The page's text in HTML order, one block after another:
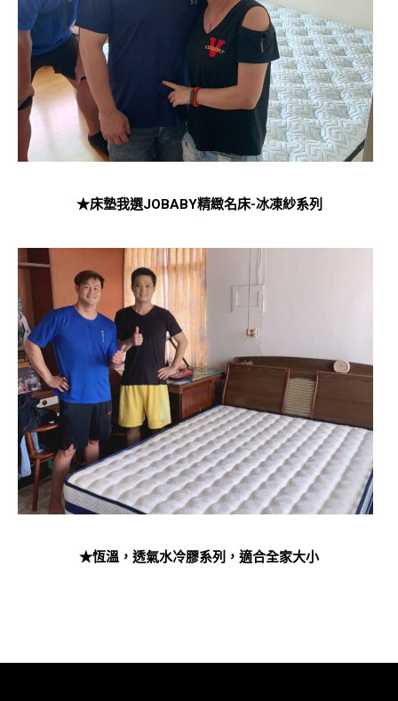
★床墊我選JOBABY精緻名床-冰凍紗系列
★恆溫，透氣水冷膠系列，適合全家大小